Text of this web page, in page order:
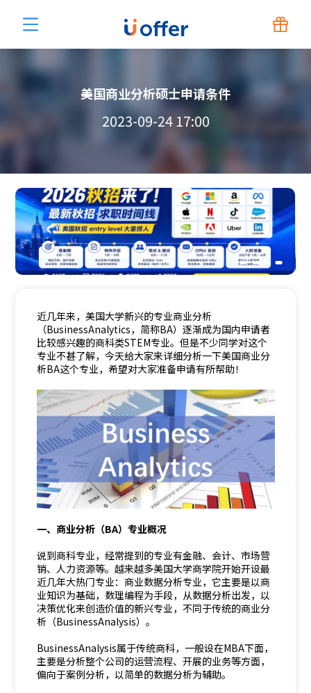
美国商业分析硕士申请条件
2023-09-24 17:00
近几年来，美国大学新兴的专业商业分析
（BusinessAnalytics，简称BA）逐渐成为国内申请者
比较感兴趣的商科类STEM专业。但是不少同学对这个
专业不甚了解，今天给大家来详细分析一下美国商业分
析BA这个专业，希望对大家准备申请有所帮助！
一、商业分析（BA）专业概况
说到商科专业，经常提到的专业有金融、会计、市场营
销、人力资源等。越来越多美国大学商学院开始开设最
近几年大热门专业：商业数据分析专业，它主要是以商
业知识为基础，数理编程为手段，从数据分析出发，以
决策优化来创造价值的新兴专业，不同于传统的商业分
析（BusinessAnalysis）。
BusinessAnalysis属于传统商科，一般设在MBA下面，
主要是分析整个公司的运营流程、开展的业务等方面，
偏向于案例分析，以简单的数据分析为辅助。